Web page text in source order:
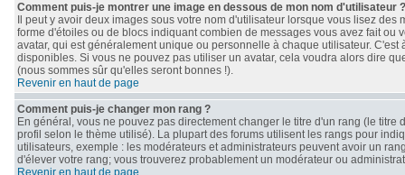
Comment puis-je montrer une image en dessous de mon nom d'utilisateur ?
Il peut y avoir deux images sous votre nom d'utilisateur lorsque vous lisez
forme d'étoiles ou de blocs indiquant combien de messages vous avez fait
avatar, qui est généralement unique ou personnelle à chaque utilisateur.
disponibles. Si vous ne pouvez pas utiliser un avatar, cela voudra alors dire
(nous sommes sûr qu'elles seront bonnes !).
Revenir en haut de page
Comment puis-je changer mon rang ?
En général, vous ne pouvez pas directement changer le titre d'un rang (le
profil selon le thème utilisé). La plupart des forums utilisent les rangs pour
utilisateurs, exemple : les modérateurs et administrateurs peuvent avoir un
d'élever votre rang; vous trouverez probablement un modérateur ou
Revenir en haut de page